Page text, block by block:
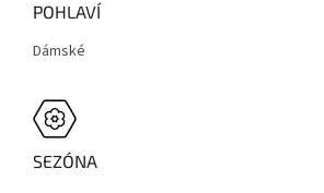
POHLAVÍ
Dámské
SEZÓNA